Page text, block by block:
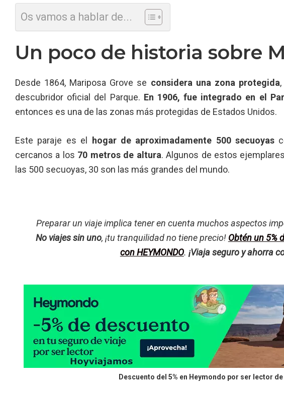
Os vamos a hablar de...
Un poco de historia sobre
Desde 1864, Mariposa Grove se considera una zona protegida
descubridor oficial del Parque. En 1906, fue integrado en el
entonces es una de las zonas más protegidas de Estados Unidos.
Este paraje es el hogar de aproximadamente 500 secuoyas
cercanos a los 70 metros de altura. Algunos de estos ejemplares
las 500 secuoyas, 30 son las más grandes del mundo.
Preparar un viaje implica tener en cuenta muchos aspectos
No viajes sin uno, ¡tu tranquilidad no tiene precio! Obtén un 5%
con HEYMONDO. ¡Viaja seguro y ahorra
Descuento del 5% en Heymondo por ser lector